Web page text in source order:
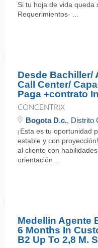
Si tu hoja de vida
Requerimientos- ...
Desde Bachiller/
Call Center/
Paga +contrato
CONCENTRIX
Bogota D.c., Distrito
¡Esta es tu oportunidad
estable y con
al cliente con
orientación ...
Medellin Agente
6 Months In
B2 Up To 2,8 M.